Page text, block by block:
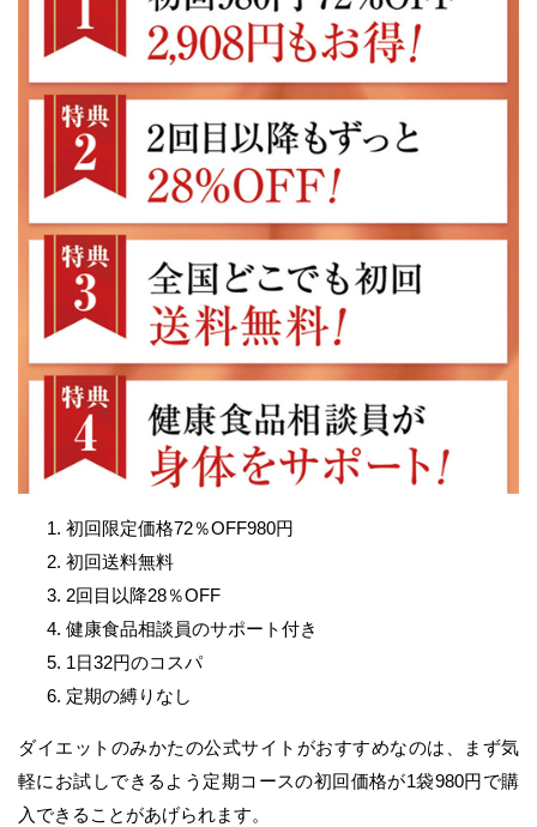
初回限定価格72％OFF980円
初回送料無料
2回目以降28％OFF
健康食品相談員のサポート付き
1日32円のコスパ
定期の縛りなし
ダイエットのみかたの公式サイトがおすすめなのは、まず気
軽にお試しできるよう定期コースの初回価格が1袋980円で購
入できることがあげられます。